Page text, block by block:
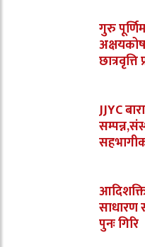
गुरु
JJYC
साधारण
पुनः गिरि